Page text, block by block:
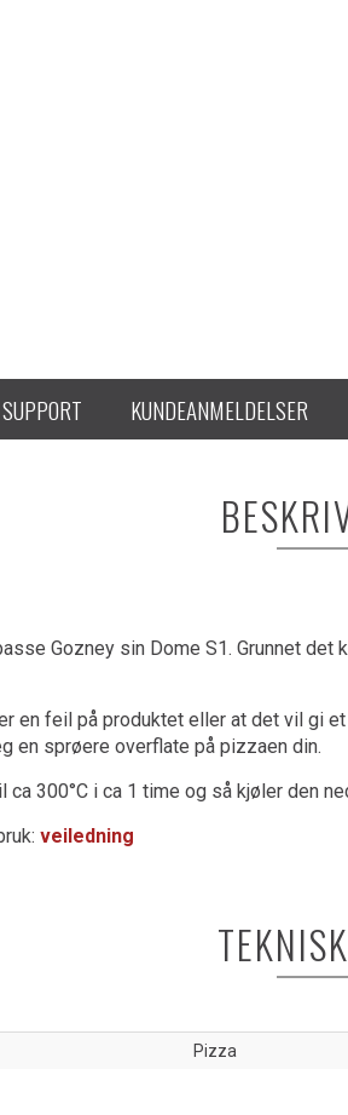
SUPPORT KUNDEANMELDELSER
Gozney sin Dome S1. Grunnet
en feil på produktet eller at det vil gi
en sprøere overflate på pizzaen din.
300°C i ca 1 time og så kjøler den
veiledning
Pizza